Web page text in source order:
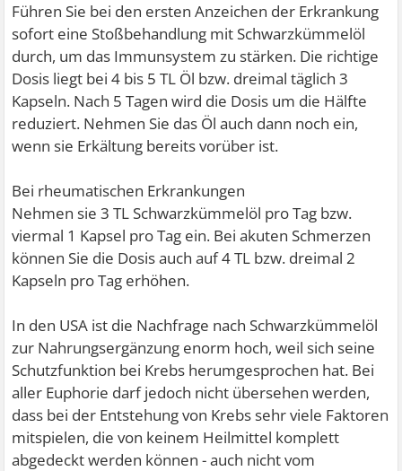
Führen Sie bei den ersten Anzeichen der Erkrankung
sofort eine Stoßbehandlung mit Schwarzkümmelöl
durch, um das Immunsystem zu stärken. Die richtige
Dosis liegt bei 4 bis 5 TL Öl bzw. dreimal täglich 3
Kapseln. Nach 5 Tagen wird die Dosis um die Hälfte
reduziert. Nehmen Sie das Öl auch dann noch ein,
wenn sie Erkältung bereits vorüber ist.
Bei rheumatischen Erkrankungen
Nehmen sie 3 TL Schwarzkümmelöl pro Tag bzw.
viermal 1 Kapsel pro Tag ein. Bei akuten Schmerzen
können Sie die Dosis auch auf 4 TL bzw. dreimal 2
Kapseln pro Tag erhöhen.
In den USA ist die Nachfrage nach Schwarzkümmelöl
zur Nahrungsergänzung enorm hoch, weil sich seine
Schutzfunktion bei Krebs herumgesprochen hat. Bei
aller Euphorie darf jedoch nicht übersehen werden,
dass bei der Entstehung von Krebs sehr viele Faktoren
mitspielen, die von keinem Heilmittel komplett
abgedeckt werden können - auch nicht vom